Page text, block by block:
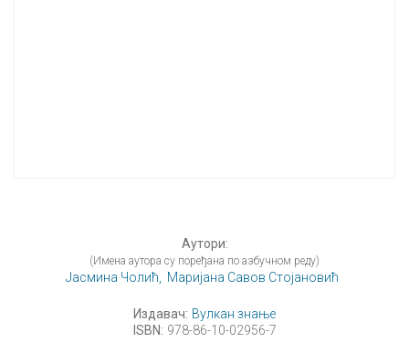
Аутори:
(Имена аутора су поређана по азбучном реду)
Јасмина Чолић, Маријана Савов Стојановић
Издавач: Вулкан знање
ISBN: 978-86-10-02956-7